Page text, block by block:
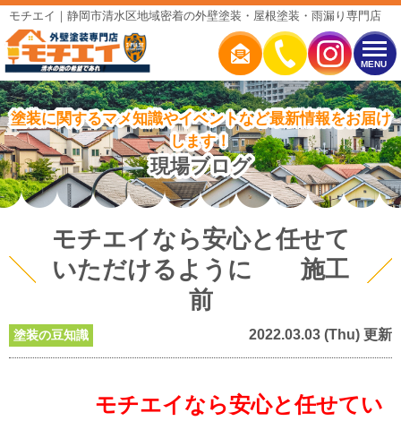
MENU
モチエイ｜静岡市清水区地域密着の外壁塗装・屋根塗装・雨漏り専門店
塗装に関するマメ知識やイベントなど最新情報をお届け
します！
現場ブログ
モチエイなら安心と任せて
いただけるように 施工
前
塗装の豆知識 2022.03.03 (Thu) 更新
モチエイなら安心と任せてい